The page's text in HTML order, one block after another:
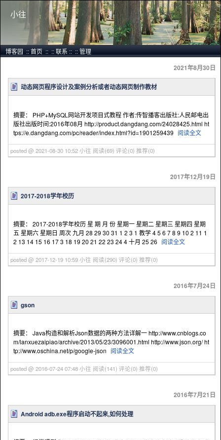
小往
博客园::首页::::联系::::管理
2021年8月30日
动态网页程序设计及案例分析或者动态网页制作教材
摘要： PHP+MySQL网站开发项目式教程 作者:传智播客出版社:人民邮电出
版社出版时间:2016年08月 http://product.dangdang.com/24028425.html ht
tps://e.dangdang.com/pc/reader/index.html?id=1901259439 阅读全文
posted @ 2021-08-30 10:52 小往 阅读(69) 评论(0) 推荐(0)
2017年12月19日
2017-2018学年校历
摘要： 2017-2018学年校历 星 期 月 份 星期一 星期二 星期三 星期四 星期
五 星期六 星期日 周次 九月 28 29 30 31 1 2 3 1 教学 4 5 6 7 8 9 10 2 11 1
2 13 14 15 16 17 3 18 19 20 21 22 23 24 4 十月 25 26 阅读全文
posted @ 2017-12-19 10:59 小往 阅读(290) 评论(0) 推荐(0)
2016年7月24日
gson
摘要： Java构造和解析Json数据的两种方法详解一 http://www.cnblogs.co
m/lanxuezaipiao/archive/2013/05/23/3096001.html http://www.json.org/ ht
tp://www.oschina.net/p/google-json 阅读全文
posted @ 2016-07-24 07:48 小往 阅读(141) 评论(0) 推荐(0)
2016年7月21日
Android adb.exe程序启动不起来,如何处理